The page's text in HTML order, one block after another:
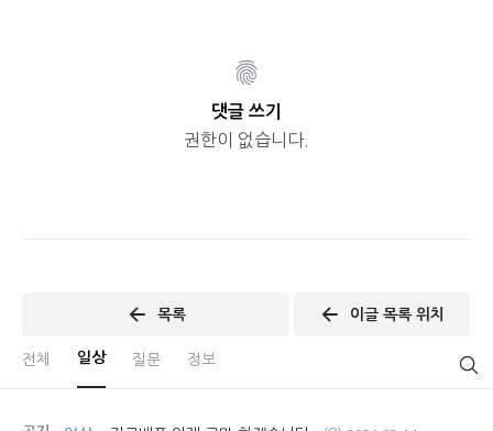
댓글 쓰기
권한이 없습니다.
목록 이글 목록 위치
전체 일상 질문 정보